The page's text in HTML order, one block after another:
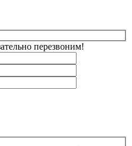
перезвоним!